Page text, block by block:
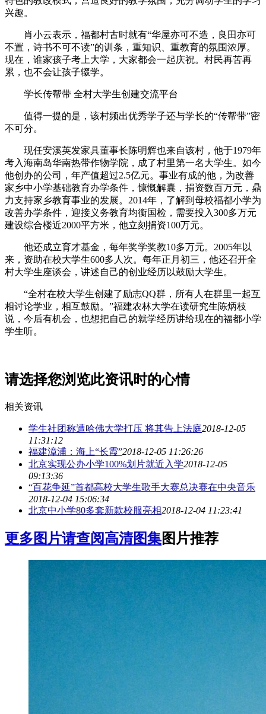
兴趣。
肖小云表示，福都村古时就有“华屋亦可不造，良田亦可
不置，诗书不可不读”的训条，重知识、重教育的氛围浓厚。
现在，谁家孩子考上大学，大家都会一起庆祝。村民再苦再
累，也不会让孩子辍学。
学长传帮带 全村大学生创建交流平台
值得一提的是，该村频出优秀学子还与学长的“传帮带”密
不可分。
现任安溪英发家具董事长陈明辉也来自该村，他于1979年
考入海南岛华南热带作物学院，成了村里第一名大学生。如今
他创办的公司，年产值超过2.5亿元。事业有成的他，为改善
家乡中小学基础教育办学条件，慷慨解囊，捐资数百万元，鼎
力支持家乡教育事业的发展。2014年，了解到母校福都小学为
改善办学条件，迎接义务教育均衡国检，需要投入300多万元
建设综合楼近2000平方米，他立刻捐资100万元。
他还成立育才基金，每年奖学奖教10多万元。2005年以
来，资助在校大学生600多人次。每年正月初三，他还召开全
村大学生座谈会，讲述自己的创业经历以鼓励大学生。
“全村在校大学生创建了励志QQ群，所有人在群里一起互
相讨论学业，相互鼓励。”福建农林大学在读研究生陈炳枝
说，今后有机会，也想把自己的就学经历讲给现在的福都小学
学生听。
请选择您浏览此资讯时的心情
相关资讯
学生社团称遭哈佛大学打压 将其告上法庭2018-12-05
11:31:12
福建漳浦：海上“长霞”2018-12-05 11:26:26
北京实现公办小学100%划片就近入学2018-12-05
09:13:36
“百花争延”首都高校大学生歌手大赛总决赛在中央音乐
2018-12-04 15:06:34
北京中小学80多套新款校服亮相2018-12-04 11:23:41
更多图片请查阅高清图集图片推荐